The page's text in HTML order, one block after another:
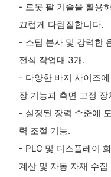
- 로봇 팔 기술을 활용
끄럽게 다림질합니다.
- 스팀 분사 및 강력한
전식 작업대 3개.
- 다양한 바지 사이즈
장 기능과 측면 고정
- 설정된 장력 수준에
력 조절 기능.
- PLC 및 디스플레이
계산 및 자동 자재 수집